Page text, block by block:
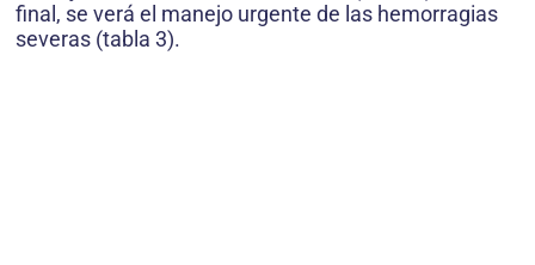
final, se verá el manejo urgente de las hemorragias
severas (tabla 3).